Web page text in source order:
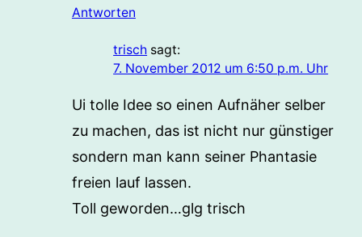
Antworten
trisch sagt:
7. November 2012 um 6:50 p.m. Uhr
Ui tolle Idee so einen Aufnäher selber
zu machen, das ist nicht nur günstiger
sondern man kann seiner Phantasie
freien lauf lassen.
Toll geworden…glg trisch